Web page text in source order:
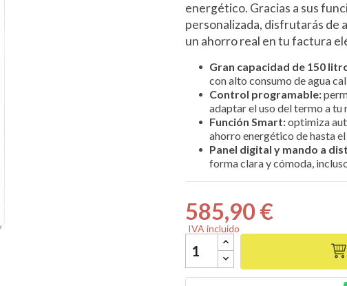
energético. Gracias a sus
personalizada, disfrutarás de
un ahorro real en tu factura
Gran capacidad de 150
con alto consumo de agua
Control programable:
adaptar el uso del termo a tu
Función Smart:optimiza
ahorro energético de hasta el
Panel digital y mando a
forma clara y cómoda,
585,90 €
IVA incluido